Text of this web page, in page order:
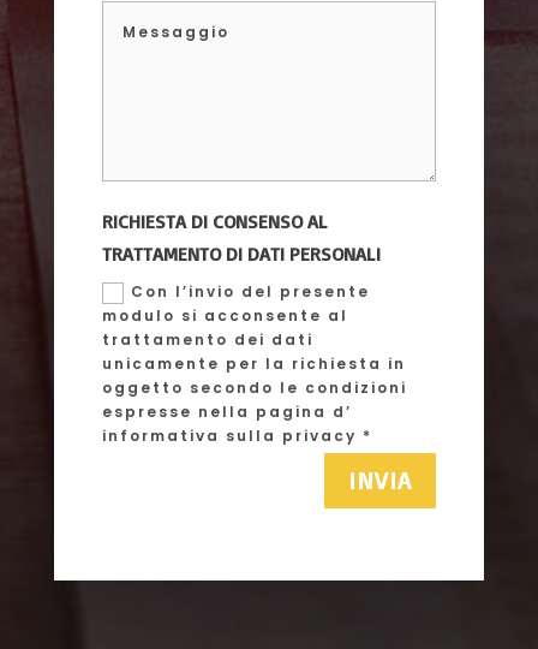
RICHIESTA DI CONSENSO AL
TRATTAMENTO DI DATI PERSONALI
Con l’invio del presente
modulo si acconsente al
trattamento dei dati
unicamente per la richiesta in
oggetto secondo le condizioni
espresse nella pagina d’
informativa sulla privacy *
INVIA